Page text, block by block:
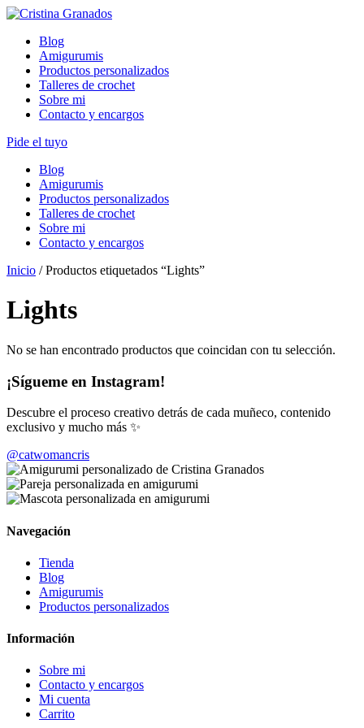
Skip
contentBlog
Amigurumis
Productos personalizados
Talleres de crochet
Sobre mi
Contacto y encargos
Pide el tuyo
Blog
Amigurumis
Productos personalizados
Talleres de crochet
Sobre mi
Contacto y encargos
Inicio / Productos etiquetados “Lights”
Lights
No se han encontrado productos que coincidan con tu selección.
¡Sígueme en Instagram!
Descubre el proceso creativo detrás de cada muñeco, contenido
exclusivo y mucho más ✨
@catwomancris
Navegación
Tienda
Blog
Amigurumis
Productos personalizados
Información
Sobre mi
Contacto y encargos
Mi cuenta
Carrito